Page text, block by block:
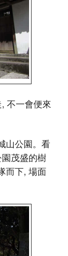
不一會便來
山公園。看
茂盛的樹
而下, 場面